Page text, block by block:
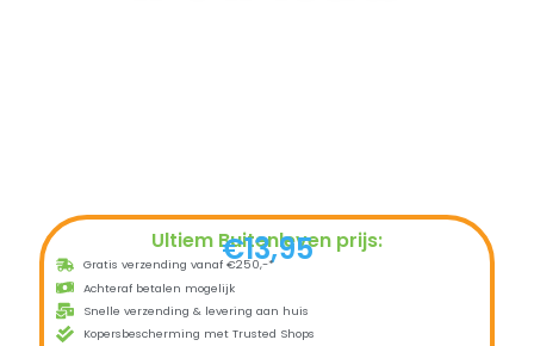
Ultiem Buitenleven prijs:
€13,95
Gratis verzending vanaf €250,-*
Achteraf betalen mogelijk
Snelle verzending & levering aan huis
Kopersbescherming met Trusted Shops